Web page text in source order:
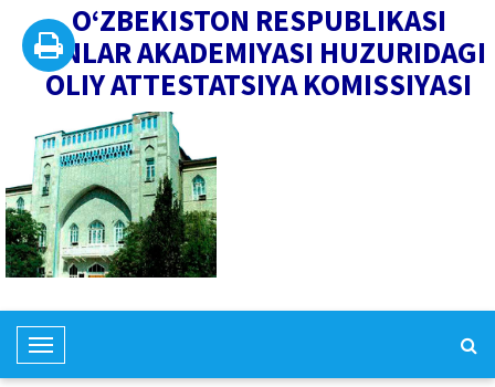
O‘ZBEKISTON RESPUBLIKASI
FANLAR AKADEMIYASI HUZURIDAGI
OLIY ATTESTATSIYA KOMISSIYASI
T
o